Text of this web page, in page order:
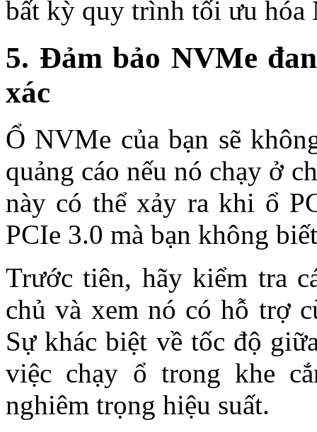
bất kỳ quy trình tối ưu hóa
5. Đảm bảo NVMe
xác
Ổ NVMe của bạn sẽ
quảng cáo nếu nó chạy ở
này có thể xảy ra khi ổ
PCIe 3.0 mà bạn không
Trước tiên, hãy kiểm tra
chủ và xem nó có hỗ trợ
Sự khác biệt về tốc độ
việc chạy ổ trong khe
nghiêm trọng hiệu suất.